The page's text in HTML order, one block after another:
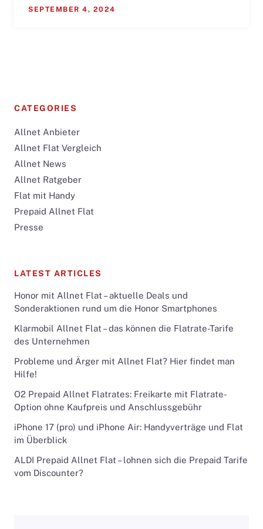
SEPTEMBER 4, 2024
CATEGORIES
Allnet Anbieter
Allnet Flat Vergleich
Allnet News
Allnet Ratgeber
Flat mit Handy
Prepaid Allnet Flat
Presse
LATEST ARTICLES
Honor mit Allnet Flat – aktuelle Deals und
Sonderaktionen rund um die Honor Smartphones
Klarmobil Allnet Flat – das können die Flatrate-Tarife
des Unternehmen
Probleme und Ärger mit Allnet Flat? Hier findet man
Hilfe!
O2 Prepaid Allnet Flatrates: Freikarte mit Flatrate-
Option ohne Kaufpreis und Anschlussgebühr
iPhone 17 (pro) und iPhone Air: Handyverträge und Flat
im Überblick
ALDI Prepaid Allnet Flat – lohnen sich die Prepaid Tarife
vom Discounter?